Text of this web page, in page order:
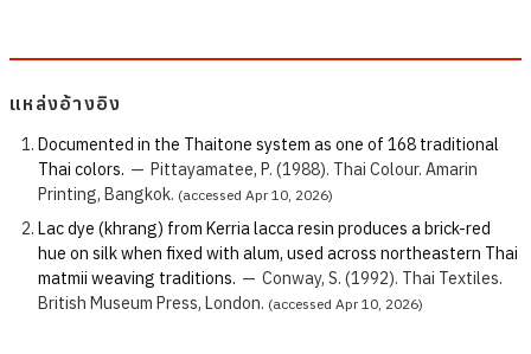
แหล่งอ้างอิง
Documented in the Thaitone system as one of 168 traditional
Thai colors. — Pittayamatee, P. (1988). Thai Colour. Amarin
Printing, Bangkok. (accessed Apr 10, 2026)
Lac dye (khrang) from Kerria lacca resin produces a brick-red
hue on silk when fixed with alum, used across northeastern Thai
matmii weaving traditions. — Conway, S. (1992). Thai Textiles.
British Museum Press, London. (accessed Apr 10, 2026)